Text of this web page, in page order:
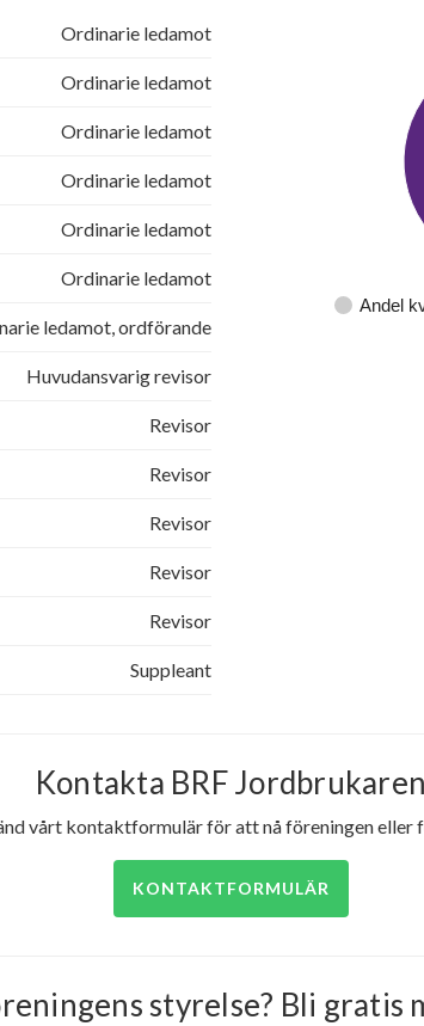
Ordinarie ledamot
Ordinarie ledamot
Ordinarie ledamot
Ordinarie ledamot
Ordinarie ledamot
Ordinarie ledamot
ledamot, ordförande
Huvudansvarig revisor
Revisor
Revisor
Revisor
Revisor
Revisor
Suppleant
Andel
Kontakta BRF Jordbrukaren
vårt kontaktformulär för att nå föreningen eller
KONTAKTFORMULÄR
styrelse? Bli gratis